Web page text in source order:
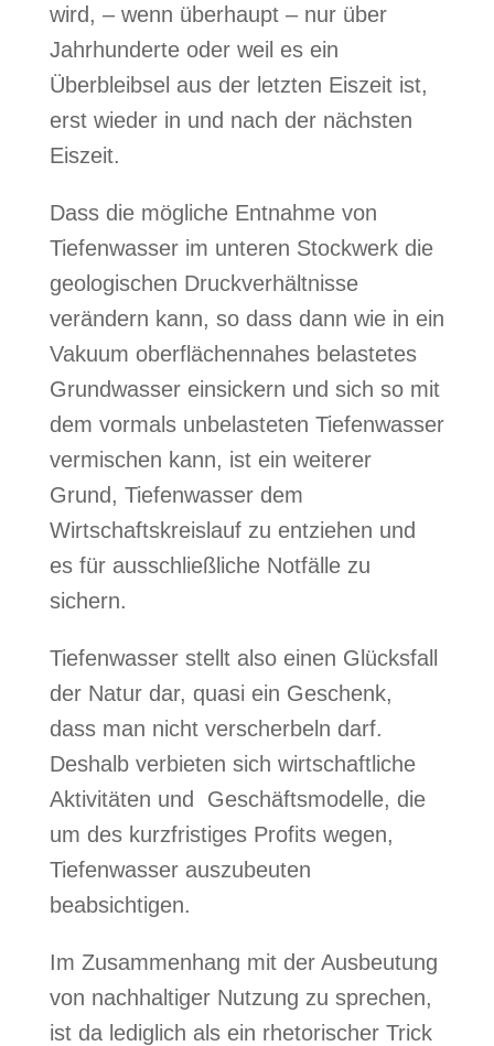
wird, – wenn überhaupt – nur über
Jahrhunderte oder weil es ein
Überbleibsel aus der letzten Eiszeit ist,
erst wieder in und nach der nächsten
Eiszeit.
Dass die mögliche Entnahme von
Tiefenwasser im unteren Stockwerk die
geologischen Druckverhältnisse
verändern kann, so dass dann wie in ein
Vakuum oberflächennahes belastetes
Grundwasser einsickern und sich so mit
dem vormals unbelasteten Tiefenwasser
vermischen kann, ist ein weiterer
Grund, Tiefenwasser dem
Wirtschaftskreislauf zu entziehen und
es für ausschließliche Notfälle zu
sichern.
Tiefenwasser stellt also einen Glücksfall
der Natur dar, quasi ein Geschenk,
dass man nicht verscherbeln darf.
Deshalb verbieten sich wirtschaftliche
Aktivitäten und Geschäftsmodelle, die
um des kurzfristiges Profits wegen,
Tiefenwasser auszubeuten
beabsichtigen.
Im Zusammenhang mit der Ausbeutung
von nachhaltiger Nutzung zu sprechen,
ist da lediglich als ein rhetorischer Trick